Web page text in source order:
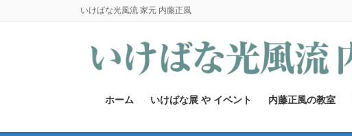
いけばな光風流 家元 内藤正風
ホーム いけばな展 や イベント 内藤正風の教室